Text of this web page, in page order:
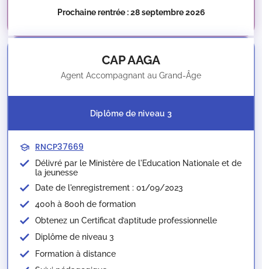
Prochaine rentrée : 28 septembre 2026
CAP AAGA
Agent Accompagnant au Grand-Âge
Diplôme de niveau 3
RNCP37669
Délivré par le Ministère de l'Education Nationale et de
la jeunesse​
Date de l'enregistrement : 01/09/2023
400h à 800h de formation
Obtenez un Certificat d’aptitude professionnelle
Diplôme de niveau 3
Formation à distance